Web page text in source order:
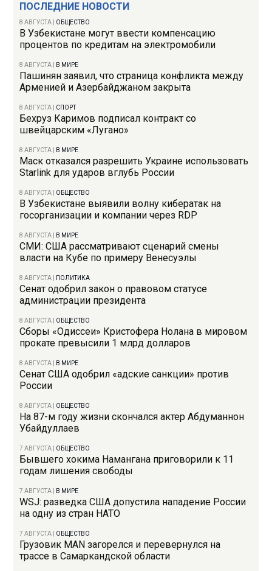
ПОСЛЕДНИЕ НОВОСТИ
8 АВГУСТА ОБЩЕСТВО
В Узбекистане могут ввести компенсацию
процентов по кредитам на электромобили
8 АВГУСТА В МИРЕ
Пашинян заявил, что страница конфликта между
Арменией и Азербайджаном закрыта
8 АВГУСТА СПОРТ
Бехруз Каримов подписал контракт со
швейцарским «Лугано»
8 АВГУСТА В МИРЕ
Маск отказался разрешить Украине использовать
Starlink для ударов вглубь России
8 АВГУСТА ОБЩЕСТВО
В Узбекистане выявили волну кибератак на
госорганизации и компании через RDP
8 АВГУСТА В МИРЕ
СМИ: США рассматривают сценарий смены
власти на Кубе по примеру Венесуэлы
8 АВГУСТА ПОЛИТИКА
Сенат одобрил закон о правовом статусе
администрации президента
8 АВГУСТА ОБЩЕСТВО
Сборы «Одиссеи» Кристофера Нолана в мировом
прокате превысили 1 млрд долларов
8 АВГУСТА В МИРЕ
Сенат США одобрил «адские санкции» против
России
8 АВГУСТА ОБЩЕСТВО
На 87-м году жизни скончался актер Абдуманнон
Убайдуллаев
7 АВГУСТА ОБЩЕСТВО
Бывшего хокима Намангана приговорили к 11
годам лишения свободы
7 АВГУСТА В МИРЕ
WSJ: разведка США допустила нападение России
на одну из стран НАТО
7 АВГУСТА ОБЩЕСТВО
Грузовик MAN загорелся и перевернулся на
трассе в Самаркандской области